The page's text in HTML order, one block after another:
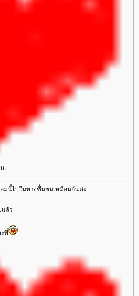
.
มนี้ไปในทางชื่นชมเหมือนกันค่ะ
แล้ว
พี่